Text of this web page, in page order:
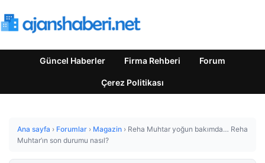
Güncel Haberler Firma Rehberi Forum
Çerez Politikası
Ana sayfa › Forumlar › Magazin › Reha Muhtar yoğun bakımda… Reha
Muhtar’ın son durumu nasıl?